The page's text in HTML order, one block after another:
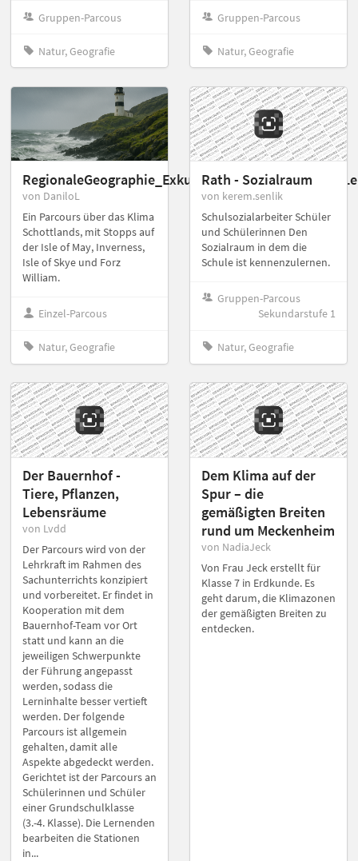
Gruppen-Parcous
Natur, Geografie
Gruppen-Parcous
Natur, Geografie
von DaniloL
Ein Parcours über das Klima
Schottlands, mit Stopps auf
der Isle of May, Inverness,
Isle of Skye und Forz
William.
Einzel-Parcous
Natur, Geografie
Rath - Sozialraum
von kerem.senlik
Schulsozialarbeiter Schüler
und Schülerinnen Den
Sozialraum in dem die
Schule ist kennenzulernen.
Gruppen-Parcous
Sekundarstufe 1
Natur, Geografie
Der Bauernhof -
Tiere, Pflanzen,
Lebensräume
von Lvdd
Der Parcours wird von der
Lehrkraft im Rahmen des
Sachunterrichts konzipiert
und vorbereitet. Er findet in
Kooperation mit dem
Bauernhof-Team vor Ort
statt und kann an die
jeweiligen Schwerpunkte
der Führung angepasst
werden, sodass die
Lerninhalte besser vertieft
werden. Der folgende
Parcours ist allgemein
gehalten, damit alle
Aspekte abgedeckt werden.
Gerichtet ist der Parcours an
Schülerinnen und Schüler
einer Grundschulklasse
(3.-4. Klasse). Die Lernenden
bearbeiten die Stationen
in...
Dem Klima auf der
Spur – die
gemäßigten Breiten
rund um Meckenheim
von NadiaJeck
Von Frau Jeck erstellt für
Klasse 7 in Erdkunde. Es
geht darum, die Klimazonen
der gemäßigten Breiten zu
entdecken.